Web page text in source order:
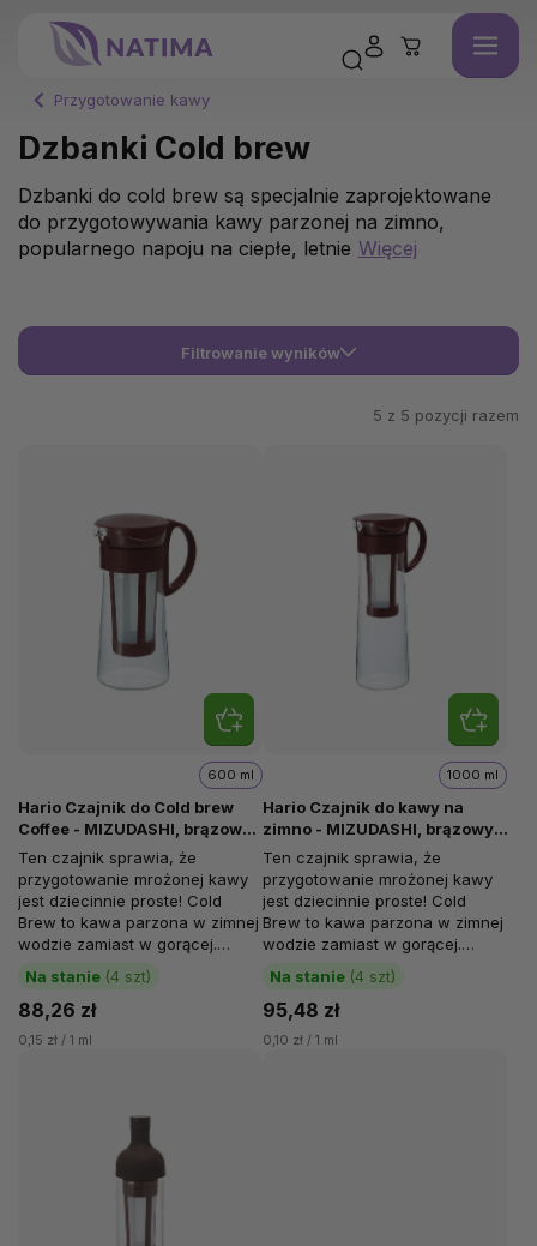
Przygotowanie kawy
Dzbanki Cold brew
Dzbanki do cold brew są specjalnie zaprojektowane
do przygotowywania kawy parzonej na zimno,
popularnego napoju na ciepłe, letnie Więcej
Filtrowanie wyników
5 z 5 pozycji razem
Hario Czajnik do Cold brew
Coffee - MIZUDASHI, brązowy,
600 ml
Na stanie (4 szt)
600 ml
88,26 zł
0,15 zł / 1 ml
Ten czajnik sprawia, że
przygotowanie mrożonej kawy
jest dziecinnie proste! Cold
Brew to kawa parzona w zimnej
wodzie zamiast w gorącej.
"Parzenie" zimną wodą
zapobiega...
Hario Czajnik do kawy na
zimno - MIZUDASHI, brązowy,
1000 ml
Na stanie (4 szt)
1000 ml
95,48 zł
0,10 zł / 1 ml
Ten czajnik sprawia, że
przygotowanie mrożonej kawy
jest dziecinnie proste! Cold
Brew to kawa parzona w zimnej
wodzie zamiast w gorącej.
"Parzenie" zimną wodą
zapobiega...